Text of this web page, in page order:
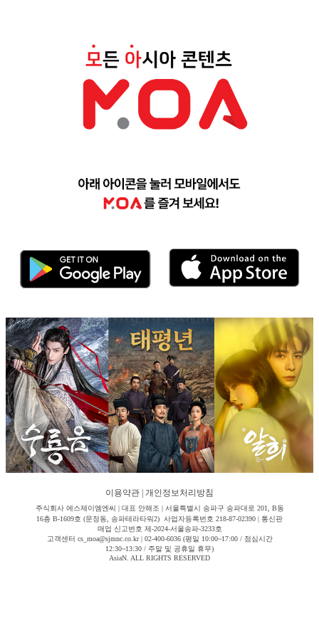
이용약관 개인정보처리방침
주식회사 에스제이엠엔씨 | 대표 안해조 | 서울특별시 송파구 송파대로 201, B동
16층 B-1609호 (문정동, 송파테라타워2) 사업자등록번호 218-87-02390 | 통신판
매업 신고번호 제-2024-서울송파-3233호
고객센터 cs_moa@sjmnc.co.kr | 02-400-6036 (평일 10:00~17:00 / 점심시간
12:30~13:30 / 주말 및 공휴일 휴무)
AsiaN. ALL RIGHTS RESERVED